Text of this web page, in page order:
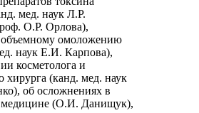
мед. наук Л.Р.
О.Р. Орлова),
объемному омоложению
наук Е.И. Карпова),
косметолога и
хирурга (канд. мед. наук
об осложнениях в
медицине (О.И. Данищук),